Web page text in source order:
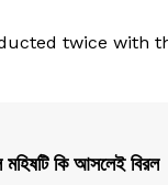
twice with
মহিষটি কি আসলেই বিরল